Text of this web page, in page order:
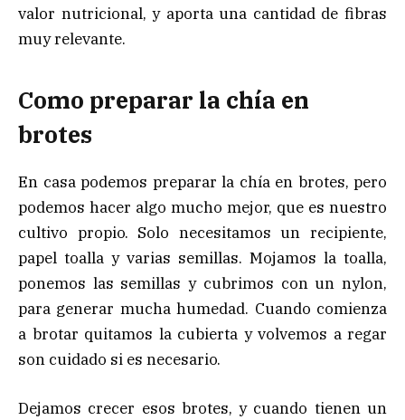
valor nutricional, y aporta una cantidad de fibras
muy relevante.
Como preparar la chía en
brotes
En casa podemos preparar la chía en brotes, pero
podemos hacer algo mucho mejor, que es nuestro
cultivo propio. Solo necesitamos un recipiente,
papel toalla y varias semillas. Mojamos la toalla,
ponemos las semillas y cubrimos con un nylon,
para generar mucha humedad. Cuando comienza
a brotar quitamos la cubierta y volvemos a regar
son cuidado si es necesario.
Dejamos crecer esos brotes, y cuando tienen un